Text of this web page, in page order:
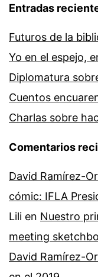
Entradas
Futuros de la
Yo en el espejo,
Diplomatura
Cuentos
Charlas sobre
Comentarios
David Ramírez-
cómic: IFLA
Lili en Nuestro
meeting
David Ramírez-